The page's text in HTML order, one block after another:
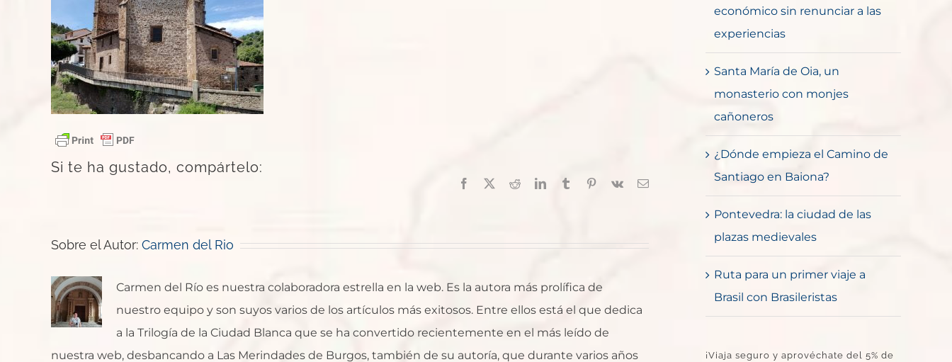
Si te ha gustado, compártelo:
Facebook RedditLinkedInTumblr Pinterest
Vk
Correo
Sobre el Autor: Carmen del Rio
Carmen del Río es nuestra colaboradora estrella en la web. Es la autora más prolífica de
nuestro equipo y son suyos varios de los artículos más exitosos. Entre ellos está el que dedica
a la Trilogía de la Ciudad Blanca que se ha convertido recientemente en el más leído de
nuestra web, desbancando a Las Merindades de Burgos, también de su autoría, que durante varios años
económico sin renunciar a las
experiencias
Santa María de Oia, un
monasterio con monjes
cañoneros
¿Dónde empieza el Camino de
Santiago en Baiona?
Pontevedra: la ciudad de las
plazas medievales
Ruta para un primer viaje a
Brasil con Brasileristas
¡Viaja seguro y aprovéchate del 5% de